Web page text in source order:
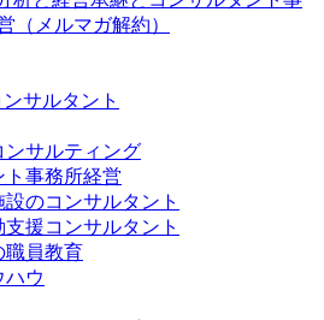
（メルマガ解約）
サルタント
ンサルティング
ト事務所経営
のコンサルタント
援コンサルタント
職員教育
ハウ